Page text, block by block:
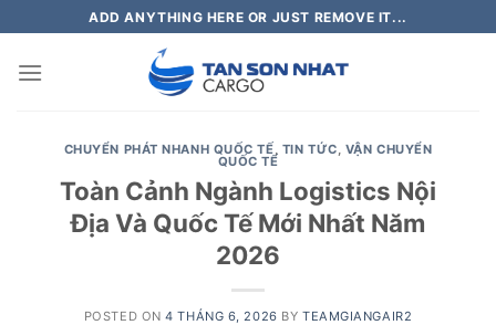
to
content
ADD ANYTHING HERE OR JUST REMOVE IT...
CHUYỂN PHÁT NHANH QUỐC TẾ, TIN TỨC, VẬN CHUYỂN
QUỐC TẾ
Toàn Cảnh Ngành Logistics Nội
Địa Và Quốc Tế Mới Nhất Năm
2026
POSTED ON4 THÁNG 6, 2026 BY TEAMGIANGAIR2